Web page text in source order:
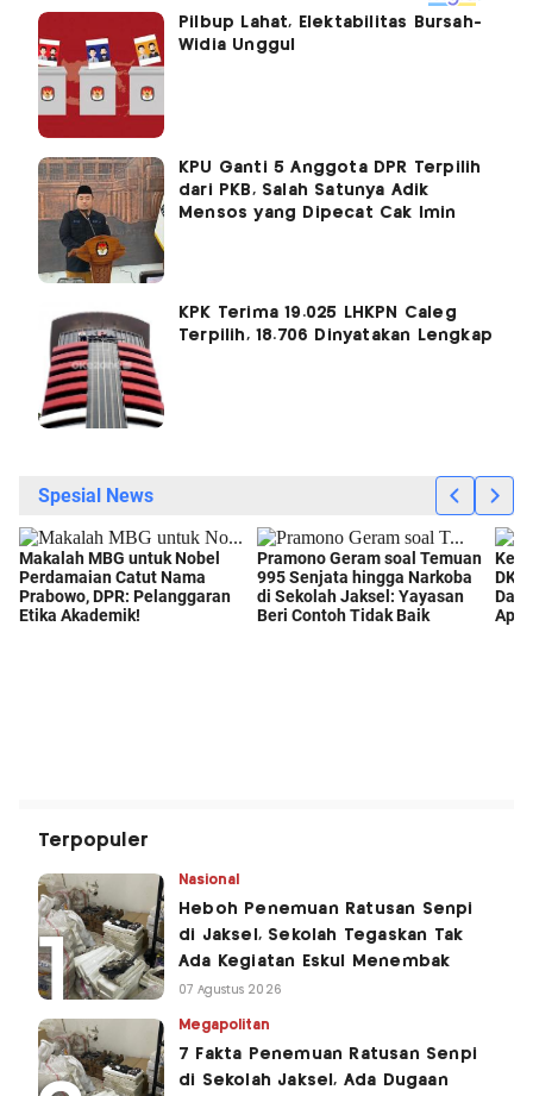
Pilbup Lahat, Elektabilitas Bursah-
Widia Unggul
KPU Ganti 5 Anggota DPR Terpilih
dari PKB, Salah Satunya Adik
Mensos yang Dipecat Cak Imin
KPK Terima 19.025 LHKPN Caleg
Terpilih, 18.706 Dinyatakan Lengkap
Terpopuler
Nasional
Heboh Penemuan Ratusan Senpi
di Jaksel, Sekolah Tegaskan Tak
Ada Kegiatan Eskul Menembak
07 Agustus 2026
Megapolitan
7 Fakta Penemuan Ratusan Senpi
di Sekolah Jaksel, Ada Dugaan